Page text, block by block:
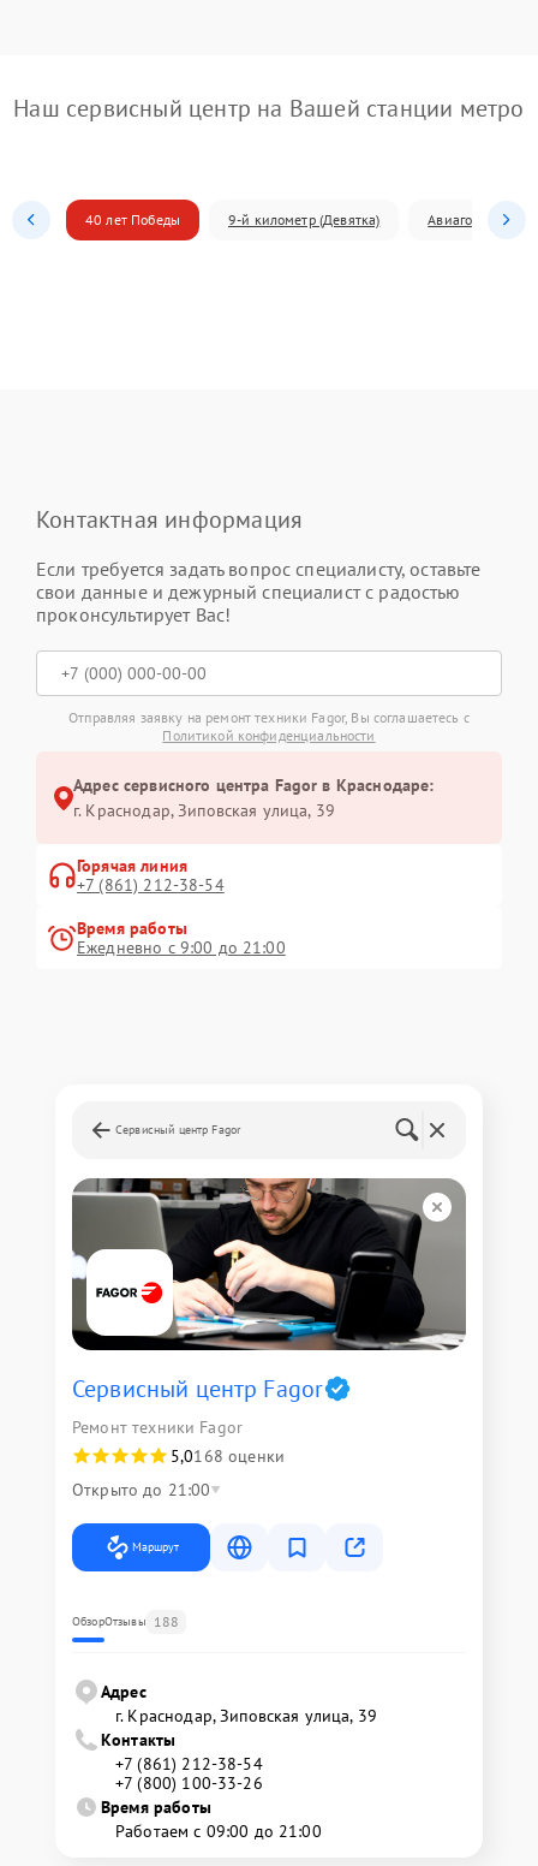
Наш сервисный центр на Вашей станции метро
40 лет Победы 9-й километр (Девятка) Авиагородок
Контактная информация
Если требуется задать вопрос специалисту, оставьте
свои данные и дежурный специалист с радостью
проконсультирует Вас!
Отправляя заявку на ремонт техники Fagor, Вы соглашаетесь с
Политикой конфиденциальности
Адрес сервисного центра Fagor в Краснодаре:
г. Краснодар, Зиповская улица, 39
Горячая линия
+7 (861) 212-38-54
Время работы
Ежедневно с 9:00 до 21:00
Сервисный центр Fagor
Сервисный центр Fagor
Ремонт техники Fagor
5,0168 оценки
Открыто до 21:00
Маршрут
ОбзорОтзывы 188
Адрес
г. Краснодар, Зиповская улица, 39
Контакты
+7 (861) 212-38-54
+7 (800) 100-33-26
Время работы
Работаем с 09:00 до 21:00